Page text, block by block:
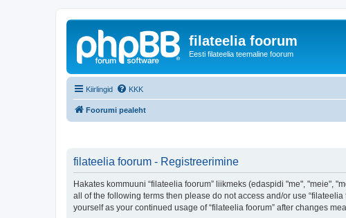
filateelia foorum
Eesti filateelia teemaline foorum
Kiirlingid KKK
Foorumi pealeht
filateelia foorum - Registreerimine
Hakates kommuuni “filateelia foorum” liikmeks (edaspidi "me", "meie",
all of the following terms then please do not access and/or use
yourself as your continued usage of “filateelia foorum” after changes